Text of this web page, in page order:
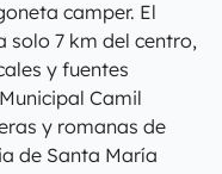
camper. El
solo 7 km del centro,
y fuentes
Camil
y romanas de
de Santa María